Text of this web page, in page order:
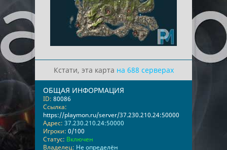
Кстати, эта карта на 688 серверах
ОБЩАЯ ИНФОРМАЦИЯ
ID: 80086
Ссылка:
https://playmon.ru/server/37.230.210.24:50000
Адрес: 37.230.210.24:50000
Игроки: 0/100
Статус: Включен
Владелец: Не определён